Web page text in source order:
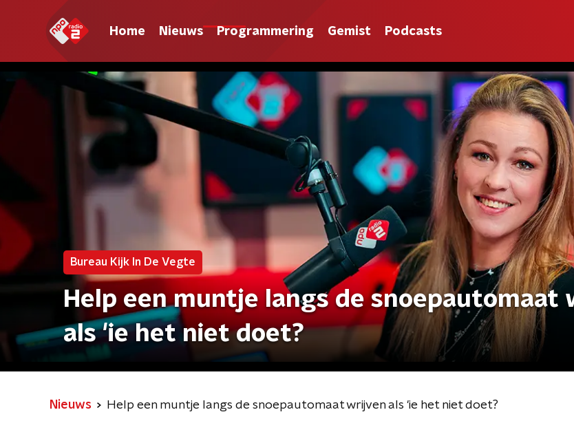
Home Nieuws Programmering Gemist Podcasts
Bureau Kijk In De Vegte
Help een muntje langs de snoepautomaat
als 'ie het niet doet?
Nieuws Help een muntje langs de snoepautomaat wrijven als 'ie het niet doet?